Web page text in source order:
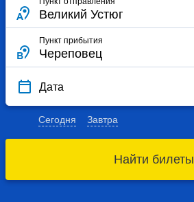
Пункт прибытия
Дата
Сегодня Завтра
Найти билеты